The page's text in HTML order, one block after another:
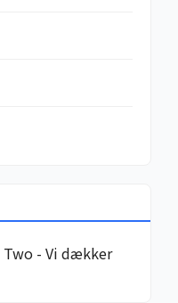
Two - Vi dækker